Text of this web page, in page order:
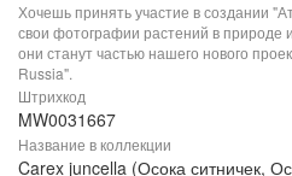
Хочешь принять участие в создании
свои фотографии растений в природе
они станут частью нашего нового
Russia".
Штрихкод
MW0031667
Название в коллекции
Carex juncella (Осока ситничек,